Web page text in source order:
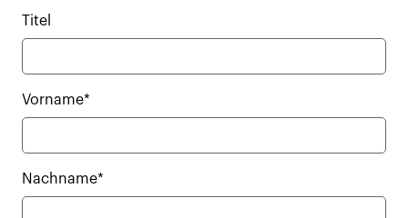
Titel
Vorname*
Nachname*